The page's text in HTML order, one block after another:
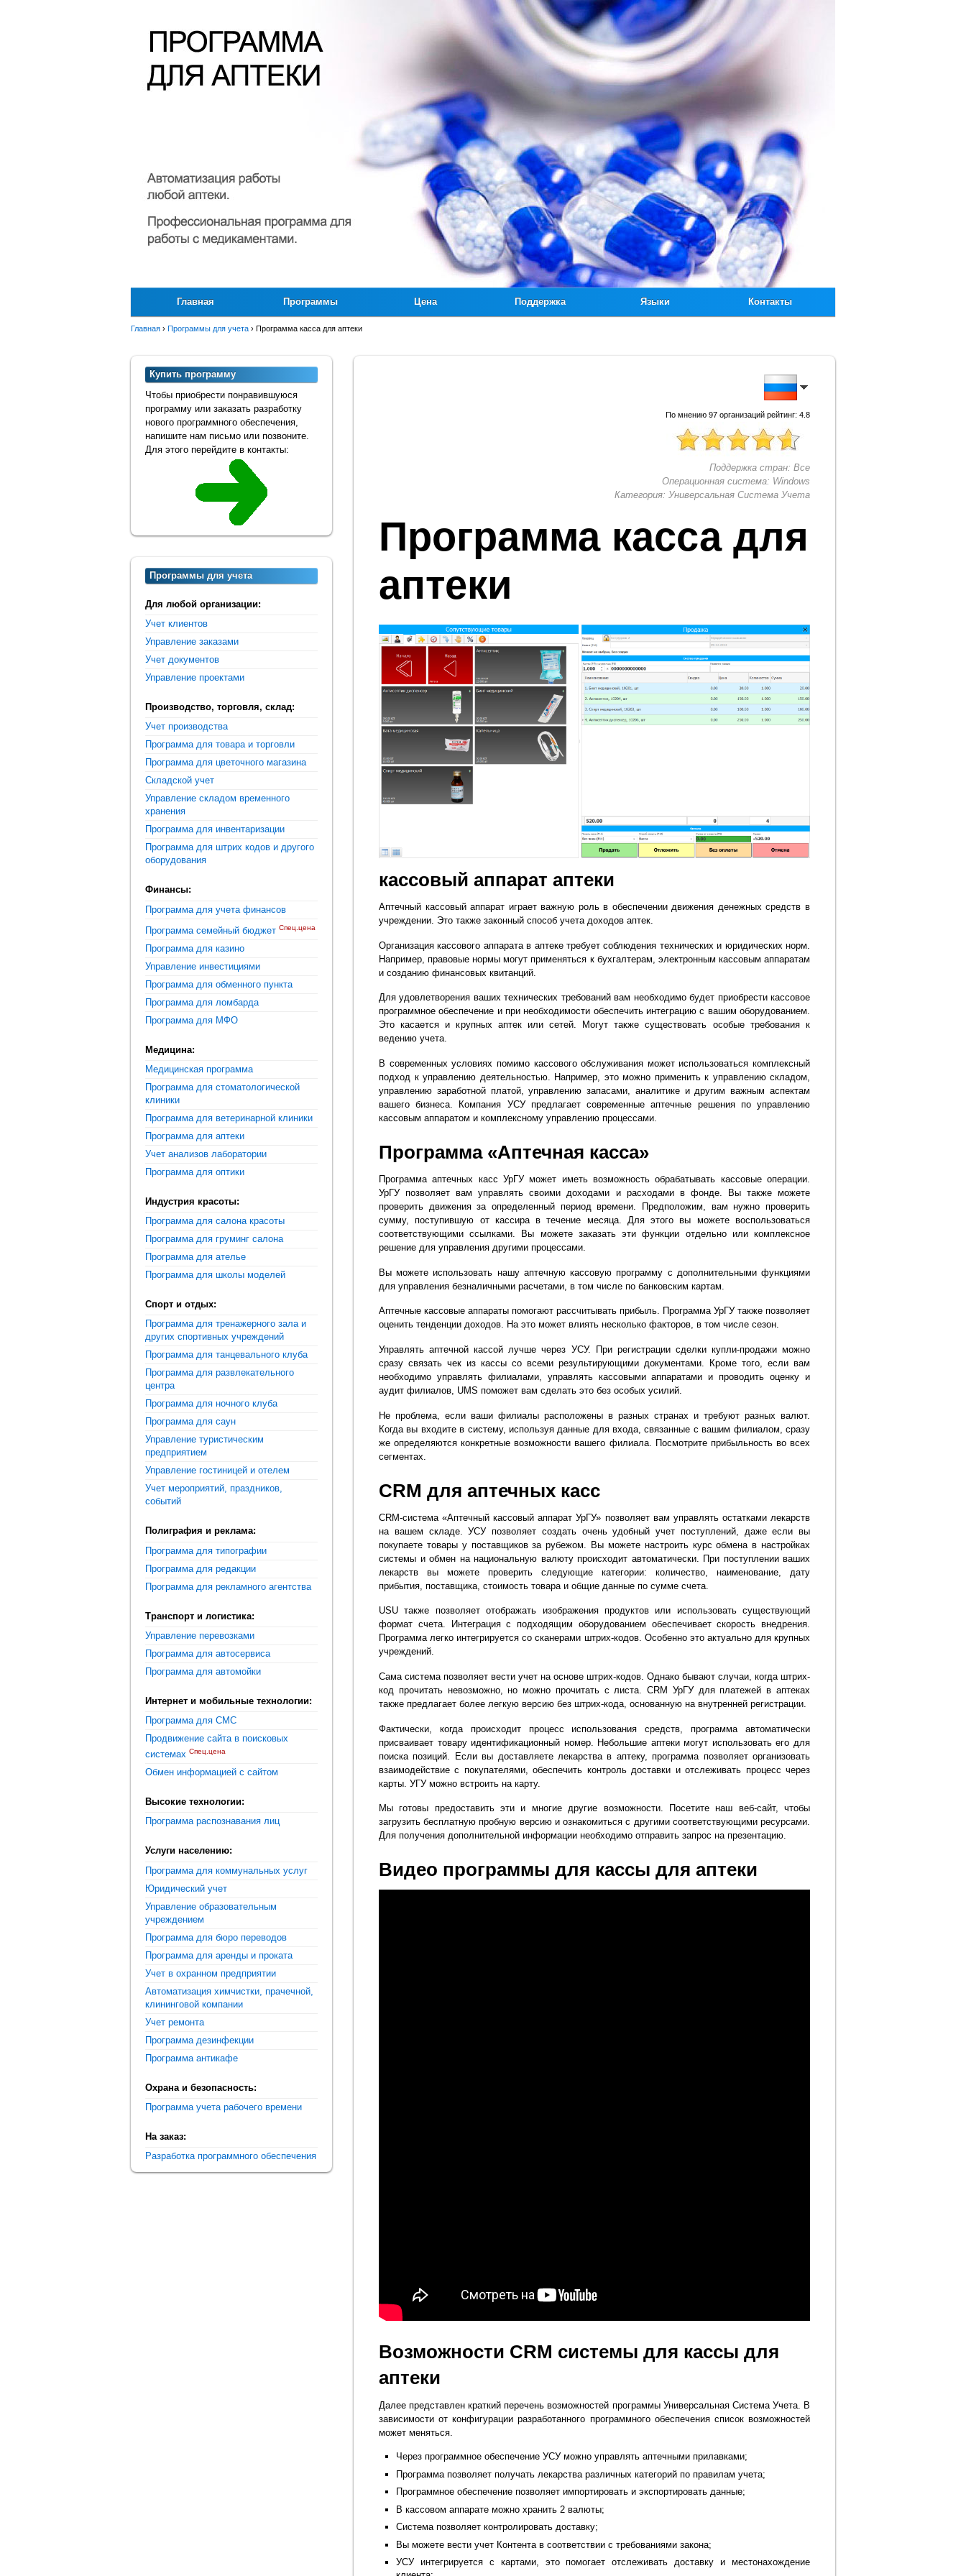
Главная Программы Цена Поддержка Языки Контакты
Главная › Программы для учета › Программа касса для аптеки
По мнению 97 организаций рейтинг: 4.8
Поддержка стран: Все
Операционная система: Windows
Категория: Универсальная Система Учета
Программа касса для
аптеки
кассовый аппарат аптеки
Аптечный кассовый аппарат играет важную роль в обеспечении движения денежных средств в
учреждении. Это также законный способ учета доходов аптек.
Организация кассового аппарата в аптеке требует соблюдения технических и юридических норм.
Например, правовые нормы могут применяться к бухгалтерам, электронным кассовым аппаратам
и созданию финансовых квитанций.
Для удовлетворения ваших технических требований вам необходимо будет приобрести кассовое
программное обеспечение и при необходимости обеспечить интеграцию с вашим оборудованием.
Это касается и крупных аптек или сетей. Могут также существовать особые требования к
ведению учета.
В современных условиях помимо кассового обслуживания может использоваться комплексный
подход к управлению деятельностью. Например, это можно применить к управлению складом,
управлению заработной платой, управлению запасами, аналитике и другим важным аспектам
вашего бизнеса. Компания УСУ предлагает современные аптечные решения по управлению
кассовым аппаратом и комплексному управлению процессами.
Программа «Аптечная касса»
Программа аптечных касс УрГУ может иметь возможность обрабатывать кассовые операции.
УрГУ позволяет вам управлять своими доходами и расходами в фонде. Вы также можете
проверить движения за определенный период времени. Предположим, вам нужно проверить
сумму, поступившую от кассира в течение месяца. Для этого вы можете воспользоваться
соответствующими ссылками. Вы можете заказать эти функции отдельно или комплексное
решение для управления другими процессами.
Вы можете использовать нашу аптечную кассовую программу с дополнительными функциями
для управления безналичными расчетами, в том числе по банковским картам.
Аптечные кассовые аппараты помогают рассчитывать прибыль. Программа УрГУ также позволяет
оценить тенденции доходов. На это может влиять несколько факторов, в том числе сезон.
Управлять аптечной кассой лучше через УСУ. При регистрации сделки купли-продажи можно
сразу связать чек из кассы со всеми результирующими документами. Кроме того, если вам
необходимо управлять филиалами, управлять кассовыми аппаратами и проводить оценку и
аудит филиалов, UMS поможет вам сделать это без особых усилий.
Не проблема, если ваши филиалы расположены в разных странах и требуют разных валют.
Когда вы входите в систему, используя данные для входа, связанные с вашим филиалом, сразу
же определяются конкретные возможности вашего филиала. Посмотрите прибыльность во всех
сегментах.
CRM для аптечных касс
CRM-система «Аптечный кассовый аппарат УрГУ» позволяет вам управлять остатками лекарств
на вашем складе. УСУ позволяет создать очень удобный учет поступлений, даже если вы
покупаете товары у поставщиков за рубежом. Вы можете настроить курс обмена в настройках
системы и обмен на национальную валюту происходит автоматически. При поступлении ваших
лекарств вы можете проверить следующие категории: количество, наименование, дату
прибытия, поставщика, стоимость товара и общие данные по сумме счета.
USU также позволяет отображать изображения продуктов или использовать существующий
формат счета. Интеграция с подходящим оборудованием обеспечивает скорость внедрения.
Программа легко интегрируется со сканерами штрих-кодов. Особенно это актуально для крупных
учреждений.
Сама система позволяет вести учет на основе штрих-кодов. Однако бывают случаи, когда штрих-
код прочитать невозможно, но можно прочитать с листа. CRM УрГУ для платежей в аптеках
также предлагает более легкую версию без штрих-кода, основанную на внутренней регистрации.
Фактически, когда происходит процесс использования средств, программа автоматически
присваивает товару идентификационный номер. Небольшие аптеки могут использовать его для
поиска позиций. Если вы доставляете лекарства в аптеку, программа позволяет организовать
взаимодействие с покупателями, обеспечить контроль доставки и отслеживать процесс через
карты. УГУ можно встроить на карту.
Мы готовы предоставить эти и многие другие возможности. Посетите наш веб-сайт, чтобы
загрузить бесплатную пробную версию и ознакомиться с другими соответствующими ресурсами.
Для получения дополнительной информации необходимо отправить запрос на презентацию.
Видео программы для кассы для аптеки
Возможности CRM системы для кассы для
аптеки
Далее представлен краткий перечень возможностей программы Универсальная Система Учета. В
зависимости от конфигурации разработанного программного обеспечения список возможностей
может меняться.
Через программное обеспечение УСУ можно управлять аптечными прилавками;
Программа позволяет получать лекарства различных категорий по правилам учета;
Программное обеспечение позволяет импортировать и экспортировать данные;
В кассовом аппарате можно хранить 2 валюты;
Система позволяет контролировать доставку;
Вы можете вести учет Контента в соответствии с требованиями закона;
УСУ интегрируется с картами, это помогает отслеживать доставку и местонахождение
Купить программу
Чтобы приобрести понравившуюся
программу или заказать разработку
нового программного обеспечения,
напишите нам письмо или позвоните.
Для этого перейдите в контакты:
Программы для учета
Для любой организации:
Учет клиентов
Управление заказами
Учет документов
Управление проектами
Производство, торговля, склад:
Учет производства
Программа для товара и торговли
Программа для цветочного магазина
Складской учет
Управление складом временного
хранения
Программа для инвентаризации
Программа для штрих кодов и другого
оборудования
Финансы:
Программа для учета финансов
Программа семейный бюджет Спец.цена
Программа для казино
Управление инвестициями
Программа для обменного пункта
Программа для ломбарда
Программа для МФО
Медицина:
Медицинская программа
Программа для стоматологической
клиники
Программа для ветеринарной клиники
Программа для аптеки
Учет анализов лаборатории
Программа для оптики
Индустрия красоты:
Программа для салона красоты
Программа для груминг салона
Программа для ателье
Программа для школы моделей
Спорт и отдых:
Программа для тренажерного зала и
других спортивных учреждений
Программа для танцевального клуба
Программа для развлекательного
центра
Программа для ночного клуба
Программа для саун
Управление туристическим
предприятием
Управление гостиницей и отелем
Учет мероприятий, праздников,
событий
Полиграфия и реклама:
Программа для типографии
Программа для редакции
Программа для рекламного агентства
Транспорт и логистика:
Управление перевозками
Программа для автосервиса
Программа для автомойки
Интернет и мобильные технологии:
Программа для СМС
Продвижение сайта в поисковых
системах Спец.цена
Обмен информацией с сайтом
Высокие технологии:
Программа распознавания лиц
Услуги населению:
Программа для коммунальных услуг
Юридический учет
Управление образовательным
учреждением
Программа для бюро переводов
Программа для аренды и проката
Учет в охранном предприятии
Автоматизация химчистки, прачечной,
клининговой компании
Учет ремонта
Программа дезинфекции
Программа антикафе
Охрана и безопасность:
Программа учета рабочего времени
На заказ:
Разработка программного обеспечения